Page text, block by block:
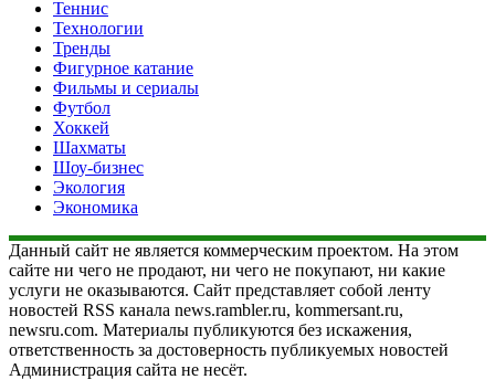
Теннис
Технологии
Тренды
Фигурное катание
Фильмы и сериалы
Футбол
Хоккей
Шахматы
Шоу-бизнес
Экология
Экономика
Данный сайт не является коммерческим проектом. На этом
сайте ни чего не продают, ни чего не покупают, ни какие
услуги не оказываются. Сайт представляет собой ленту
новостей RSS канала news.rambler.ru, kommersant.ru,
newsru.com. Материалы публикуются без искажения,
ответственность за достоверность публикуемых новостей
Администрация сайта не несёт.